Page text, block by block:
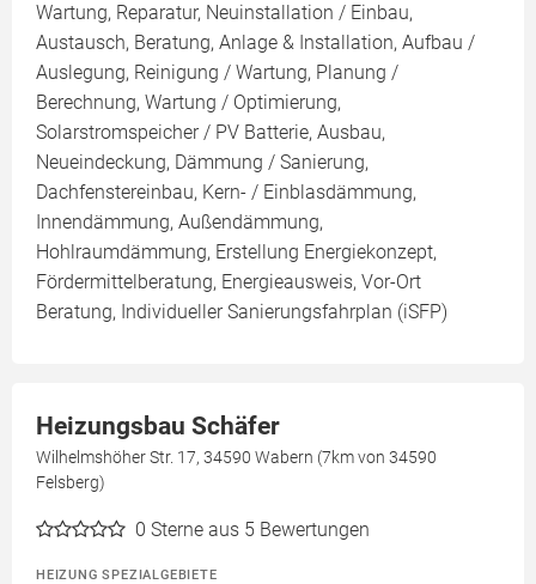
Wartung, Reparatur, Neuinstallation / Einbau,
Austausch, Beratung, Anlage & Installation, Aufbau /
Auslegung, Reinigung / Wartung, Planung /
Berechnung, Wartung / Optimierung,
Solarstromspeicher / PV Batterie, Ausbau,
Neueindeckung, Dämmung / Sanierung,
Dachfenstereinbau, Kern- / Einblasdämmung,
Innendämmung, Außendämmung,
Hohlraumdämmung, Erstellung Energiekonzept,
Fördermittelberatung, Energieausweis, Vor-Ort
Beratung, Individueller Sanierungsfahrplan (iSFP)
Heizungsbau Schäfer
Wilhelmshöher Str. 17, 34590 Wabern (7km von 34590
Felsberg)
0 Sterne aus 5 Bewertungen
HEIZUNG SPEZIALGEBIETE